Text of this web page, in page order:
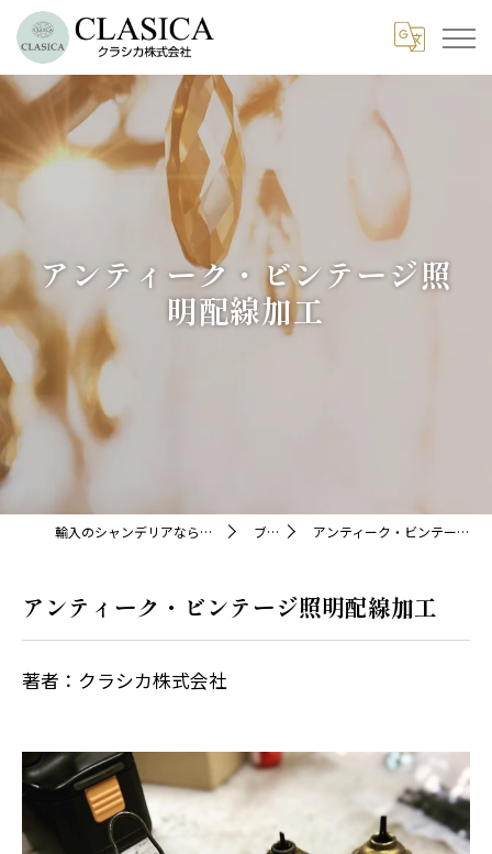
アンティーク・ビンテージ照
明配線加工
輸入のシャンデリアならクラシカ株式会社 ブログ アンティーク・ビンテージ照明配線加工
アンティーク・ビンテージ照明配線加工
著者：クラシカ株式会社